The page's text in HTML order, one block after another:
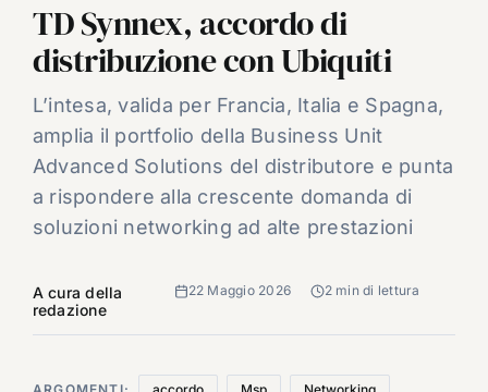
CARRIERE
VIDEO
EVENTI
CHI SIAMO
TD Synnex, accordo di
distribuzione con Ubiquiti
L’intesa, valida per Francia, Italia e Spagna,
amplia il portfolio della Business Unit
Advanced Solutions del distributore e punta
a rispondere alla crescente domanda di
soluzioni networking ad alte prestazioni
A cura della
redazione
22 Maggio 2026 2 min di lettura